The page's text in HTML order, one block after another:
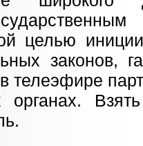
целью
законов,
в телеэфире
органах.